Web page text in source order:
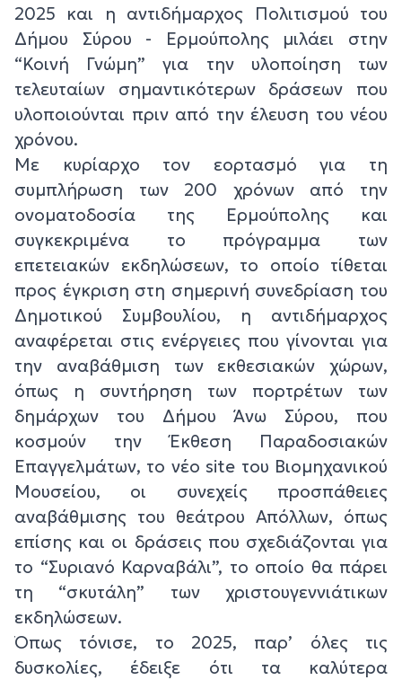
2025 και η αντιδήμαρχος Πολιτισμού του
Δήμου Σύρου - Ερμούπολης μιλάει στην
“Κοινή Γνώμη” για την υλοποίηση των
τελευταίων σημαντικότερων δράσεων που
υλοποιούνται πριν από την έλευση του νέου
χρόνου.
Με κυρίαρχο τον εορτασμό για τη
συμπλήρωση των 200 χρόνων από την
ονοματοδοσία της Ερμούπολης και
συγκεκριμένα το πρόγραμμα των
επετειακών εκδηλώσεων, το οποίο τίθεται
προς έγκριση στη σημερινή συνεδρίαση του
Δημοτικού Συμβουλίου, η αντιδήμαρχος
αναφέρεται στις ενέργειες που γίνονται για
την αναβάθμιση των εκθεσιακών χώρων,
όπως η συντήρηση των πορτρέτων των
δημάρχων του Δήμου Άνω Σύρου, που
κοσμούν την Έκθεση Παραδοσιακών
Επαγγελμάτων, το νέο site του Βιομηχανικού
Μουσείου, οι συνεχείς προσπάθειες
αναβάθμισης του θεάτρου Απόλλων, όπως
επίσης και οι δράσεις που σχεδιάζονται για
το “Συριανό Καρναβάλι”, το οποίο θα πάρει
τη “σκυτάλη” των χριστουγεννιάτικων
εκδηλώσεων.
Όπως τόνισε, το 2025, παρ’ όλες τις
δυσκολίες, έδειξε ότι τα καλύτερα